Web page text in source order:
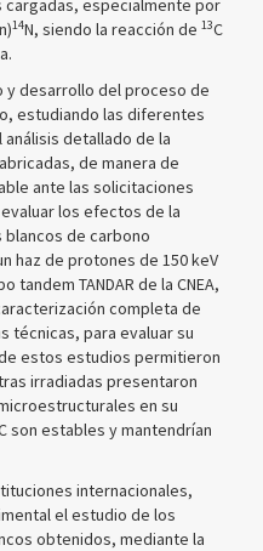
cargadas, especialmente por
14N, siendo la reacción de 13C
y desarrollo del proceso de
estudiando las diferentes
detallado de la
de manera de
ante las solicitaciones
los efectos de la
de carbono
haz de protones de 150 keV
TANDAR de la CNEA,
completa de
técnicas, para evaluar su
estos estudios permitieron
irradiadas presentaron
en su
son estables y mantendrían
internacionales,
el estudio de los
obtenidos, mediante la